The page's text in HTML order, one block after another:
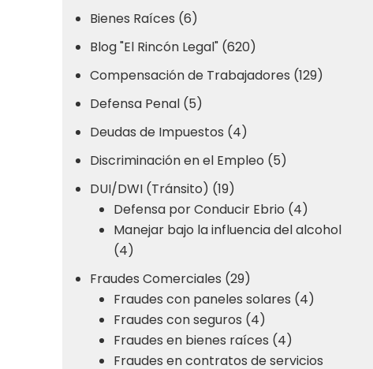
Bienes Raíces (6)
Blog "El Rincón Legal" (620)
Compensación de Trabajadores (129)
Defensa Penal (5)
Deudas de Impuestos (4)
Discriminación en el Empleo (5)
DUI/DWI (Tránsito) (19)
Defensa por Conducir Ebrio (4)
Manejar bajo la influencia del alcohol
(4)
Fraudes Comerciales (29)
Fraudes con paneles solares (4)
Fraudes con seguros (4)
Fraudes en bienes raíces (4)
Fraudes en contratos de servicios